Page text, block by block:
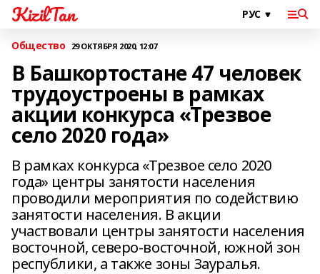
KizilTan
Общество 29 ОКТЯБРЯ 2020, 12:07
В Башкортостане 47 человек
трудоустроены в рамках
акции конкурса «Трезвое
село 2020 года»
В рамках конкурса «Трезвое село 2020
года» центры занятости населения
проводили мероприятия по содействию
занятости населения. В акции
участвовали центры занятости населения
восточной, северо-восточной, южной зон
республики, а также зоны Зауралья.